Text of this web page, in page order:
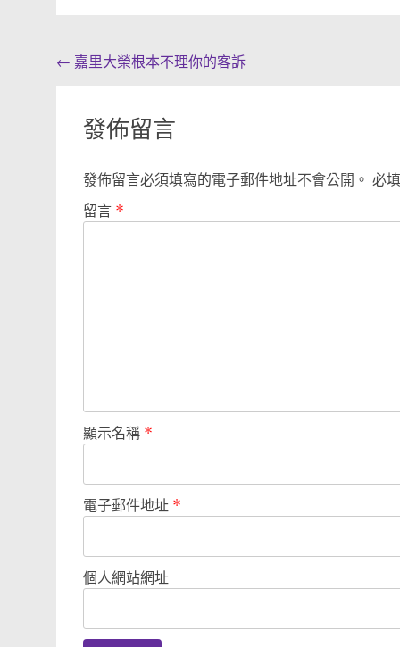
Post
← 嘉里大榮根本不理你的客訴
發佈留言
發佈留言必須填寫的電子郵件地址不會公開。 必
留言 *
顯示名稱 *
電子郵件地址 *
個人網站網址